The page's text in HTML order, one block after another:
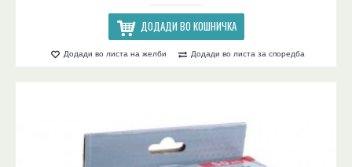
ДОДАДИ ВО КОШНИЧКА
Додади во листа на желби Додади во листа за споредба